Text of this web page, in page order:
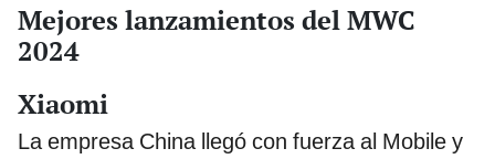
Mejores lanzamientos del MWC
2024
Xiaomi
La empresa China llegó con fuerza al Mobile y